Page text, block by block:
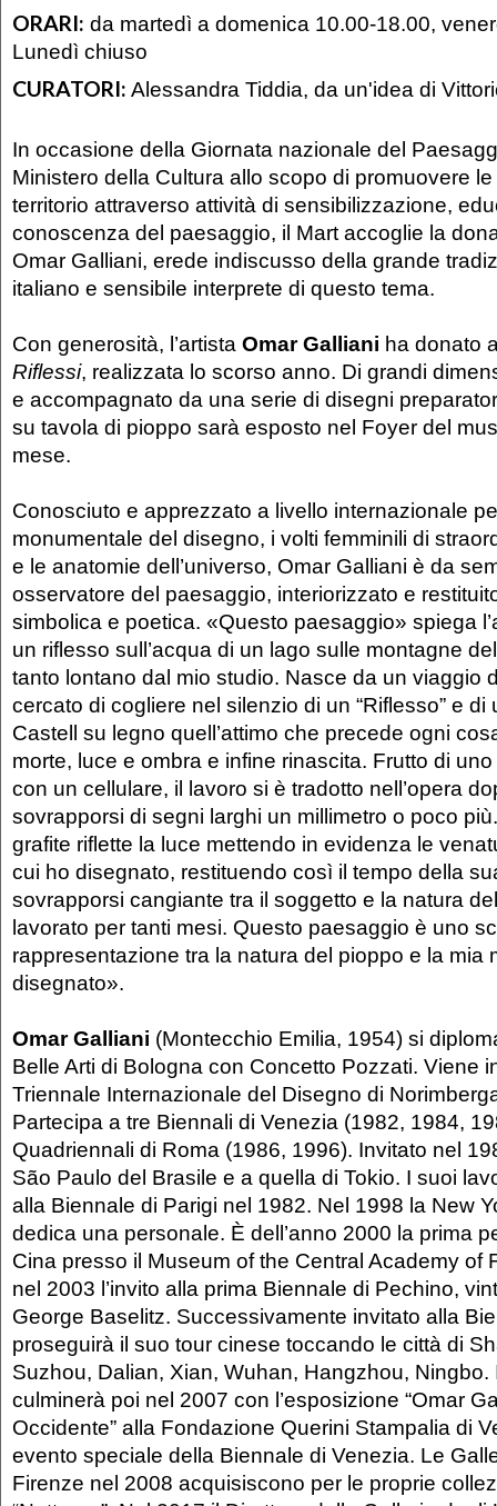
ORARI: da martedì a domenica 10.00-18.00,
Lunedì chiuso
CURATORI: Alessandra Tiddia, da un'idea di
In occasione della Giornata nazionale del
Ministero della Cultura allo scopo di promuovere
territorio attraverso attività di sensibilizzazione,
conoscenza del paesaggio, il Mart accoglie la
Omar Galliani, erede indiscusso della grande
italiano e sensibile interprete di questo tema.
Con generosità, l’artista Omar Galliani ha donato
Riflessi, realizzata lo scorso anno. Di grandi
e accompagnato da una serie di disegni
su tavola di pioppo sarà esposto nel Foyer del
mese.
Conosciuto e apprezzato a livello internazionale
monumentale del disegno, i volti femminili di
e le anatomie dell’universo, Omar Galliani è da
osservatore del paesaggio, interiorizzato e
simbolica e poetica. «Questo paesaggio» spiega
un riflesso sull’acqua di un lago sulle montagne
tanto lontano dal mio studio. Nasce da un viaggio
cercato di cogliere nel silenzio di un “Riflesso” e di
Castell su legno quell’attimo che precede ogni
morte, luce e ombra e infine rinascita. Frutto di
con un cellulare, il lavoro si è tradotto nell’opera
sovrapporsi di segni larghi un millimetro o poco
grafite riflette la luce mettendo in evidenza le
cui ho disegnato, restituendo così il tempo della
sovrapporsi cangiante tra il soggetto e la natura
lavorato per tanti mesi. Questo paesaggio è uno
rappresentazione tra la natura del pioppo e la mia
disegnato».
Omar Galliani (Montecchio Emilia, 1954) si
Belle Arti di Bologna con Concetto Pozzati. Viene
Triennale Internazionale del Disegno di
Partecipa a tre Biennali di Venezia (1982, 1984,
Quadriennali di Roma (1986, 1996). Invitato nel
São Paulo del Brasile e a quella di Tokio. I suoi
alla Biennale di Parigi nel 1982. Nel 1998 la New
dedica una personale. È dell’anno 2000 la prima
Cina presso il Museum of the Central Academy of
nel 2003 l’invito alla prima Biennale di Pechino,
George Baselitz. Successivamente invitato alla
proseguirà il suo tour cinese toccando le città di
Suzhou, Dalian, Xian, Wuhan, Hangzhou, Ningbo.
culminerà poi nel 2007 con l’esposizione “Omar
Occidente” alla Fondazione Querini Stampalia di
evento speciale della Biennale di Venezia. Le
Firenze nel 2008 acquisiscono per le proprie